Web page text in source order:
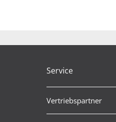
Service
Vertriebspartner